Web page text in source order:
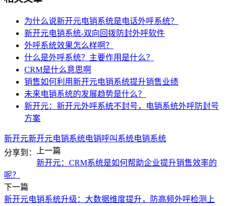
为什么说新开元电销系统是电话外呼系统？
新开元电销系统-双向回拨防封外呼软件
外呼系统效果怎么样啊？
什么是外呼系统？主要作用是什么？
CRM是什么意思啊
销售如何利用新开元电销系统提升销售业绩
未来电销系统的发展趋势是什么？
新开元：新开元外呼系统不封号，电销系统外呼防封号
方案
新开元新开元电销系统电销呼叫系统电销系统
分享到：
上一篇
新开元：CRM系统是如何帮助企业提升销售效率的
呢？
下一篇
新开元电销系统升级：大数据维度提升，防高频外呼检测上